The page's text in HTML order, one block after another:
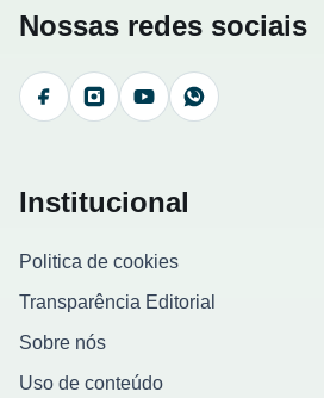
Nossas redes sociais
FacebookInstagramYouTubeWhatsApp
Institucional
Politica de cookies
Transparência Editorial
Sobre nós
Uso de conteúdo